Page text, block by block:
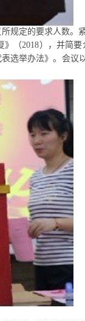
定的要求人数。
（2018），并简
选举办法》。会议